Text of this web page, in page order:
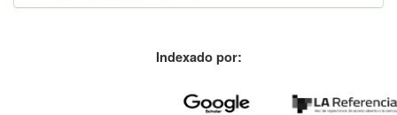
Indexado por: